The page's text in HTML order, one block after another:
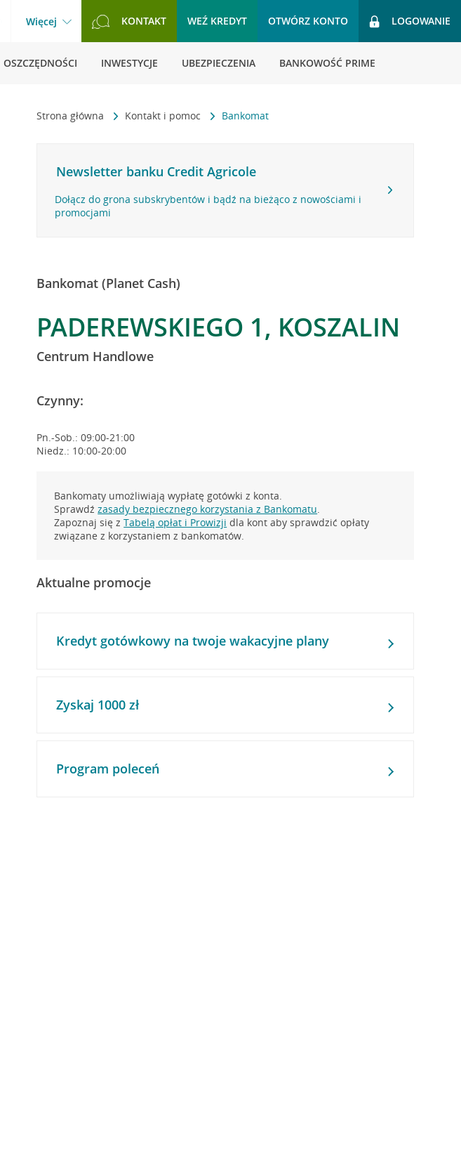
Więcej KONTAKT WEŹ KREDYT OTWÓRZ KONTO LOGOWANIE
OSZCZĘDNOŚCI INWESTYCJE UBEZPIECZENIA BANKOWOŚĆ PRIME
Strona główna Kontakt i pomoc Bankomat
Newsletter banku Credit Agricole
Dołącz do grona subskrybentów i bądź na bieżąco z nowościami i
promocjami
Bankomat (Planet Cash)
PADEREWSKIEGO 1, KOSZALIN
Centrum Handlowe
Czynny:
Pn.-Sob.: 09:00-21:00
Niedz.: 10:00-20:00
Bankomaty umożliwiają wypłatę gotówki z konta.
Sprawdźzasady bezpiecznego korzystania z Bankomatu.
Zapoznaj się zTabelą opłat i Prowizji dla kont aby sprawdzić opłaty
związane z korzystaniem z bankomatów.
Aktualne promocje
Kredyt gotówkowy na twoje wakacyjne plany
Zyskaj 1000 zł
Program poleceń